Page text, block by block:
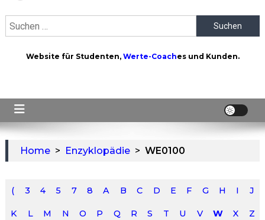
Akademie. Wertvolles für Werte-Coaches.
Suchen
nach:
Website für Studenten, Werte-Coaches und Kunden.
Home > Enzyklopädie > WE0100
( 3 4 5 7 8 A B C D E F G H I J
K L M N O P Q R S T U V W X Z